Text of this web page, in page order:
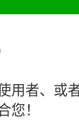
用者、或
您！